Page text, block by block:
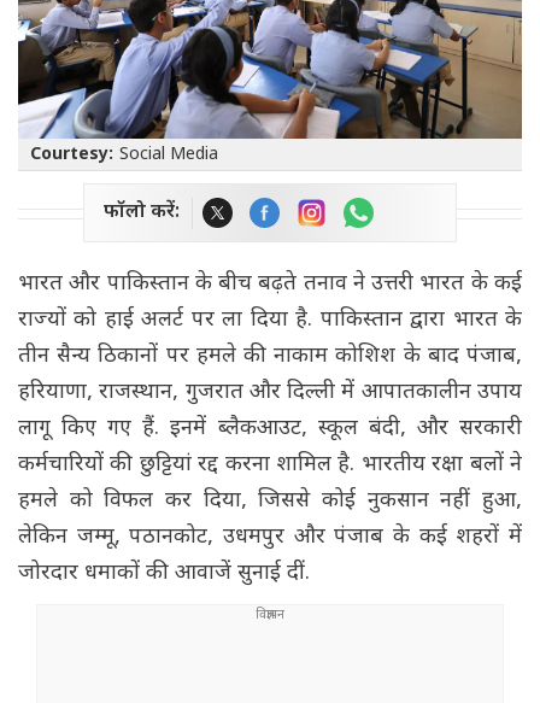
Courtesy: Social Media
फॉलो करें:
भारत और पाकिस्तान के बीच बढ़ते तनाव ने उत्तरी भारत के कई
राज्यों को हाई अलर्ट पर ला दिया है. पाकिस्तान द्वारा भारत के
तीन सैन्य ठिकानों पर हमले की नाकाम कोशिश के बाद पंजाब,
हरियाणा, राजस्थान, गुजरात और दिल्ली में आपातकालीन उपाय
लागू किए गए हैं. इनमें ब्लैकआउट, स्कूल बंदी, और सरकारी
कर्मचारियों की छुट्टियां रद्द करना शामिल है. भारतीय रक्षा बलों ने
हमले को विफल कर दिया, जिससे कोई नुकसान नहीं हुआ,
लेकिन जम्मू, पठानकोट, उधमपुर और पंजाब के कई शहरों में
जोरदार धमाकों की आवाजें सुनाई दीं.